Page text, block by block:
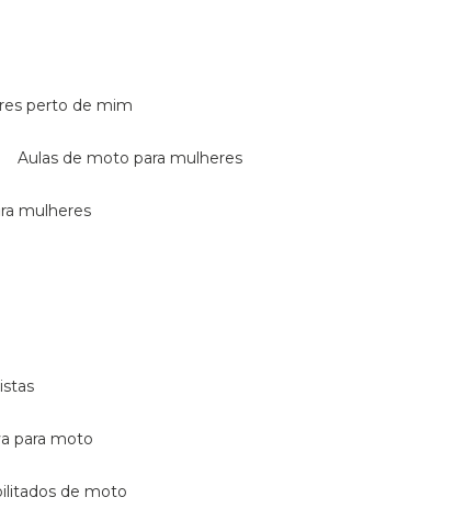
perto de mim
aulas de moto para mulheres
mulheres
para moto
de moto